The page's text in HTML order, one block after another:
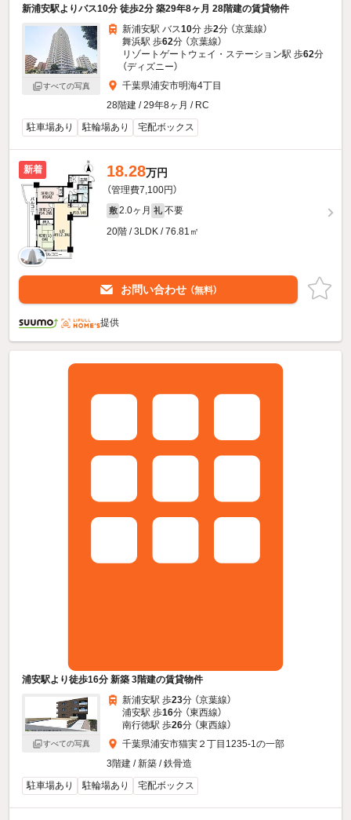
新浦安駅よりバス10分 徒歩2分 築29年8ヶ月 28階建の賃貸物件
すべての写真
新浦安駅 バス10分 歩2分 （京葉線）
舞浜駅 歩62分 （京葉線）
リゾートゲートウェイ・ステーション駅 歩62分
（ディズニー）
千葉県浦安市明海4丁目
28階建 / 29年8ヶ月 / RC
駐車場あり
駐輪場あり 宅配ボックス
新着 18.28万円
（管理費7,100円）
敷 2.0ヶ月 礼 不要
20階 / 3LDK / 76.81㎡
お問い合わせ （無料）
提供
浦安駅より徒歩16分 新築 3階建の賃貸物件
すべての写真
新浦安駅 歩23分 （京葉線）
浦安駅 歩16分 （東西線）
南行徳駅 歩26分 （東西線）
千葉県浦安市猫実２丁目1235-1の一部
3階建 / 新築 / 鉄骨造
駐車場あり
駐輪場あり 宅配ボックス